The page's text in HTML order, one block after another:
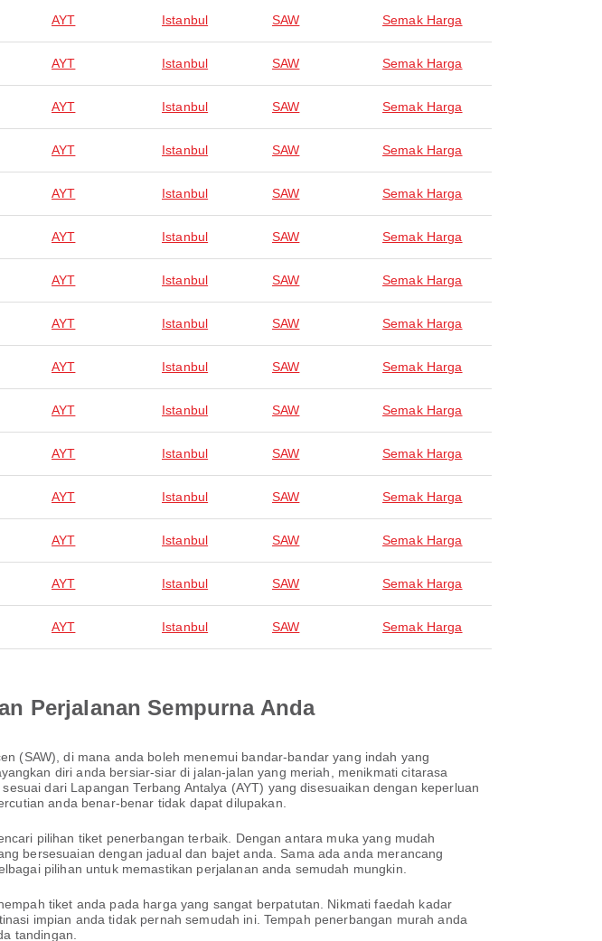
AYT Istanbul SAW Semak Harga
AYT Istanbul SAW Semak Harga
AYT Istanbul SAW Semak Harga
AYT Istanbul SAW Semak Harga
AYT Istanbul SAW Semak Harga
AYT Istanbul SAW Semak Harga
AYT Istanbul SAW Semak Harga
AYT Istanbul SAW Semak Harga
AYT Istanbul SAW Semak Harga
AYT Istanbul SAW Semak Harga
AYT Istanbul SAW Semak Harga
AYT Istanbul SAW Semak Harga
AYT Istanbul SAW Semak Harga
AYT Istanbul SAW Semak Harga
AYT Istanbul SAW Semak Harga
Perjalanan Sempurna Anda
(SAW), di mana anda boleh menemui bandar-bandar yang indah yang
diri anda bersiar-siar di jalan-jalan yang meriah, menikmati citarasa
dari Lapangan Terbang Antalya (AYT) yang disesuaikan dengan keperluan
anda benar-benar tidak dapat dilupakan.
pilihan tiket penerbangan terbaik. Dengan antara muka yang mudah
bersesuaian dengan jadual dan bajet anda. Sama ada anda merancang
pilihan untuk memastikan perjalanan anda semudah mungkin.
tiket anda pada harga yang sangat berpatutan. Nikmati faedah kadar
impian anda tidak pernah semudah ini. Tempah penerbangan murah anda
tandingan.